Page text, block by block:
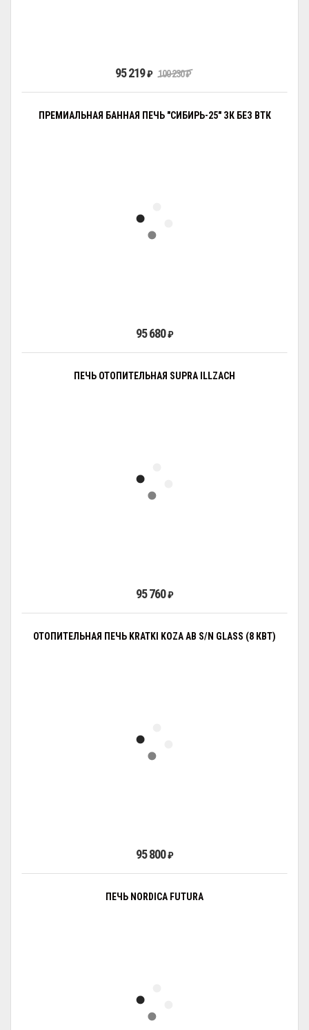
95 219₽ 100 230₽
ПРЕМИАЛЬНАЯ БАННАЯ ПЕЧЬ "СИБИРЬ-25" ЗК БЕЗ ВТК
95 680₽
ПЕЧЬ ОТОПИТЕЛЬНАЯ SUPRA ILLZACH
95 760₽
ОТОПИТЕЛЬНАЯ ПЕЧЬ KRATKI KOZA AB S/N GLASS (8 КВТ)
95 800₽
ПЕЧЬ NORDICA FUTURA